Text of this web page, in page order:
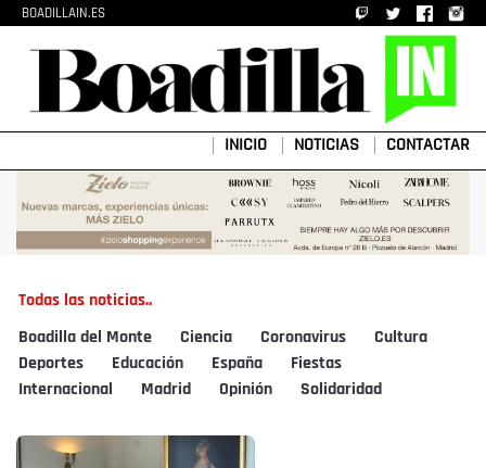
BOADILLAIN.ES
INICIO NOTICIAS CONTACTAR
Todas las noticias..
Boadilla del Monte Ciencia Coronavirus
Cultura
Deportes
Educación España
Fiestas
Internacional
Madrid Opinión Solidaridad